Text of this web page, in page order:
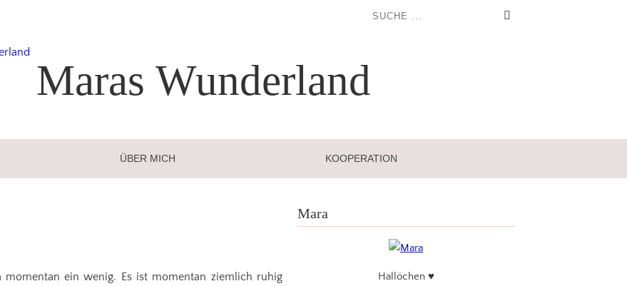
Maras Wunderland
ÜBER MICH KOOPERATION
ein wenig. Es ist momentan ziemlich ruhig
Mara
Hallöchen ♥